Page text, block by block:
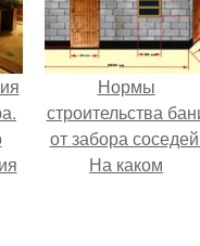
Нормы
строительства
от забора
На каком